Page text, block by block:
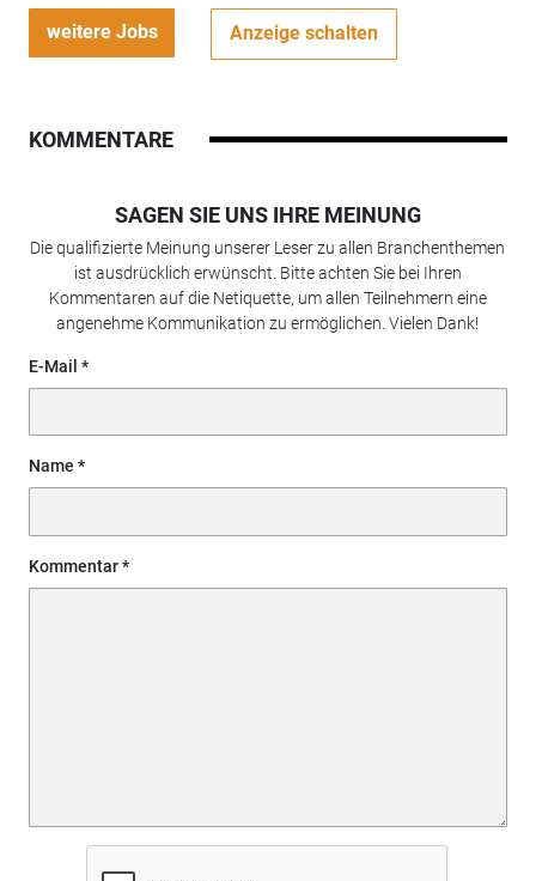
weitere Jobs Anzeige schalten
KOMMENTARE
SAGEN SIE UNS IHRE MEINUNG
Die qualifizierte Meinung unserer Leser zu allen Branchenthemen
ist ausdrücklich erwünscht. Bitte achten Sie bei Ihren
Kommentaren auf die Netiquette, um allen Teilnehmern eine
angenehme Kommunikation zu ermöglichen. Vielen Dank!
E-Mail
Name
Kommentar